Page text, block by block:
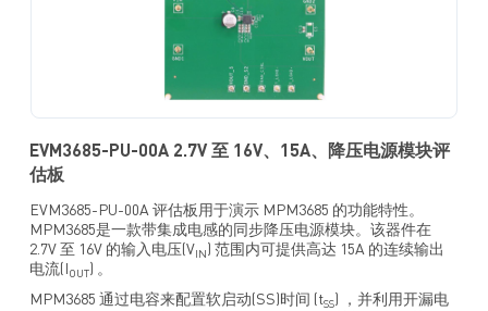
EVM3685-PU-00A 2.7V 至 16V、15A、降压电源模块评
估板
EVM3685-PU-00A 评估板用于演示 MPM3685 的功能特性。
MPM3685是一款带集成电感的同步降压电源模块。该器件在
2.7V 至 16V 的输入电压(V IN ) 范围内可提供高达 15A 的连续输出
电流(I
OUT) 。
MPM3685 通过电容来配置软启动(SS)时间 (tSS) ，并利用开漏电